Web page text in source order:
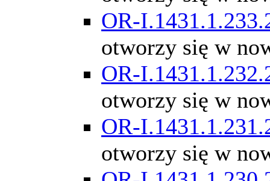
OR-
otworzy się w
OR-
otworzy się w
OR-
otworzy się w